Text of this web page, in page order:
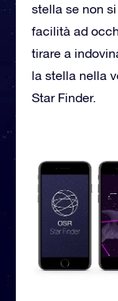
stella se non
facilità ad
tirare a
la stella nella
Star Finder.